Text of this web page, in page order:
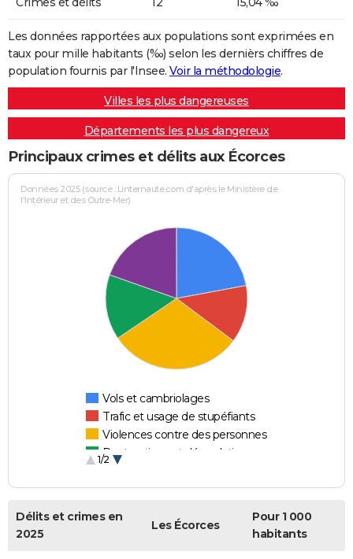
Les données rapportées aux populations sont exprimées en
taux pour mille habitants (‰) selon les dernièrs chiffres de
population fournis par l'Insee. Voir la méthodologie.
Villes les plus dangereuses
Départements les plus dangereux
Principaux crimes et délits aux Écorces
Données 2025 (source : Linternaute.com d'après le Ministère de
l'Intérieur et des Outre-Mer)
Vols et cambriolages
Trafic et usage de stupéfiants
Violences contre des personnes
Destructions et dégradations
1/2
Délits et crimes en
2025
Les Écorces
Pour 1 000
habitants